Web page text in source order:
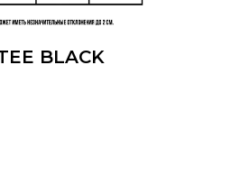
BLACK